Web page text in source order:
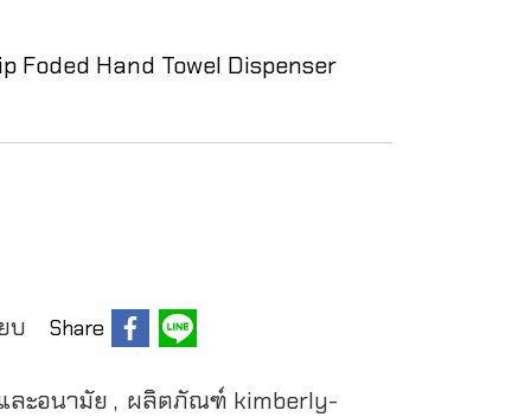
Foded Hand Towel Dispenser
บ Share
ะอนามัย , ผลิตภัณฑ์ kimberly-